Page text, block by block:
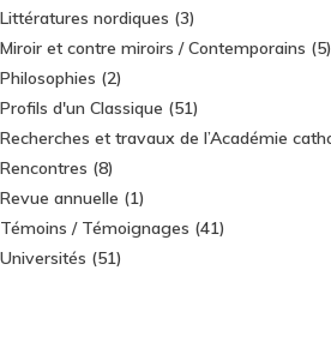
Littératures nordiques (3)
Miroir et contre miroirs / Contemporains (5)
Philosophies (2)
Profils d'un Classique (51)
Recherches et travaux de l’Académie
Rencontres (8)
Revue annuelle (1)
Témoins / Témoignages (41)
Universités (51)